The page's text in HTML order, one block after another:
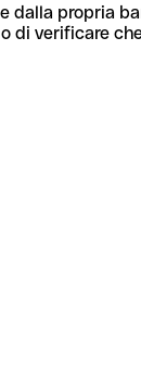
propria
di verificare